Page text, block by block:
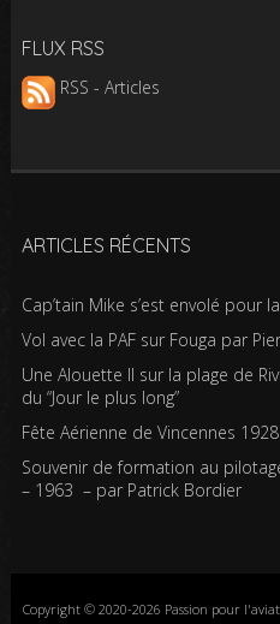
FLUX RSS
RSS - Articles
ARTICLES RÉCENTS
Cap’tain Mike s’est envolé pour
Vol avec la PAF sur Fouga par
Une Alouette II sur la plage de
du “Jour le plus long”
Fête Aérienne de Vincennes
Souvenir de formation au
– 1963 – par Patrick Bordier
Copyright © 2020-2026 Passion pour